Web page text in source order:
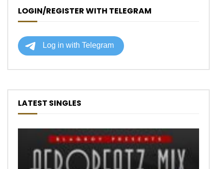
LOGIN/REGISTER WITH TELEGRAM
LATEST SINGLES